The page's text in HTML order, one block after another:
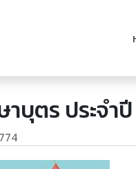
บุตร ประจำ
774